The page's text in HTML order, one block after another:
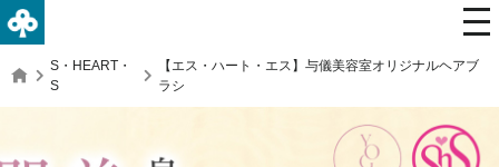
S・HEART・
S
【エス・ハート・エス】与儀美容室オリジナルヘアブ
ラシ